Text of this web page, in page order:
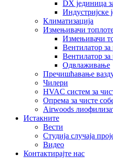
DX јединица
Индустријске
Климатизација
Измењивачи
Измењивачи
Вентилатор
Вентилатор за
Одвлаживање
Пречишћавање
Чилери
HVAC систем за
Опрема за чисте
Airwoods
Истакните
Вести
Студија случаја
Видео
Контактирајте нас